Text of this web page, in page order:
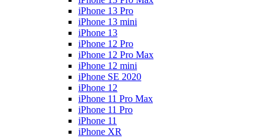
iPhone 13 Pro
iPhone 13 mini
iPhone 13
iPhone 12 Pro
iPhone 12 Pro Max
iPhone 12 mini
iPhone SE 2020
iPhone 12
iPhone 11 Pro Max
iPhone 11 Pro
iPhone 11
iPhone XR